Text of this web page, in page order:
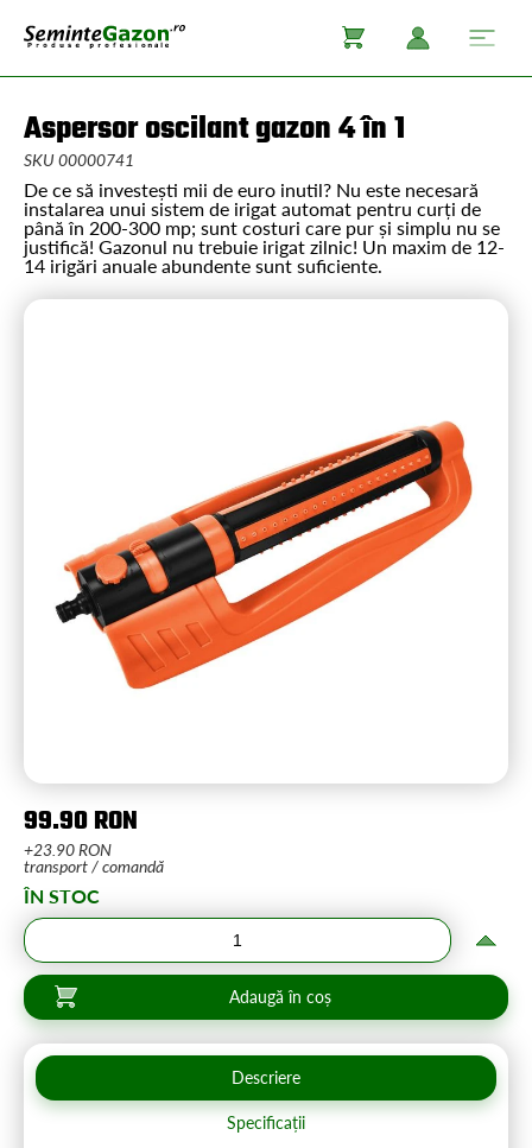
Aspersor oscilant gazon 4 în 1
SKU 00000741
De ce să investești mii de euro inutil? Nu este necesară
instalarea unui sistem de irigat automat pentru curți de
până în 200-300 mp; sunt costuri care pur și simplu nu se
justifică! Gazonul nu trebuie irigat zilnic! Un maxim de 12-
14 irigări anuale abundente sunt suficiente.
99.90 RON
+23.90 RON
transport / comandă
ÎN STOC
Adaugă în coș
Descriere
Specificații